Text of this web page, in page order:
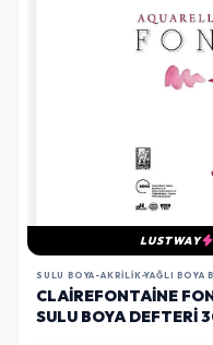
LUSTWAY
SULU BOYA-AKRILIK-YAĞLI BOYA
CLAIREFONTAINE
SULU BOYA DEFTERI